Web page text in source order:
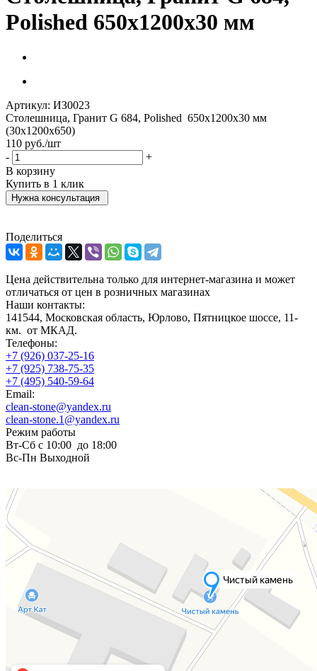
Polished 650х1200х30 мм
Артикул: ИЗ0023
Столешница, Гранит G 684, Polished 650х1200х30 мм
(30х1200х650)
110 руб./шт
-
+
В корзину
Купить в 1 клик
Нужна консультация
Поделиться
Цена действительна только для интернет-магазина и может
отличаться от цен в розничных магазинах
Наши контакты:
141544, Московская область, Юрлово, Пятницкое шоссе, 11-
км. от МКАД.
Телефоны:
+7 (926) 037-25-16
+7 (925) 738-75-35
+7 (495) 540-59-64
Email:
clean-stone@yandex.ru
clean-stone.1@yandex.ru
Режим работы
Вт-Сб с 10:00 до 18:00
Вс-Пн Выходной